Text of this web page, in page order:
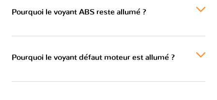
Pourquoi le voyant ABS reste allumé ?
Pourquoi le voyant défaut moteur est allumé ?